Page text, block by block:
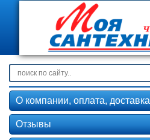
О компании, оплата, доставка
Отзывы